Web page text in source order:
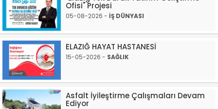
Ofisi" Projesi
05-08-2026 - İŞ DÜNYASI
ELAZIĞ HAYAT HASTANESİ
15-05-2026 - SAĞLIK
Asfalt İyileştirme Çalışmaları Devam
Ediyor